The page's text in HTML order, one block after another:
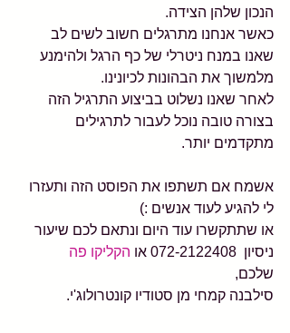
הנכון שלהן הצידה.
כאשר אנחנו מתרגלים חשוב לשים לב
שאנו במנח ניטרלי של כף הרגל ולהימנע
מלמשוך את הבהונות לכיונינו.
לאחר שאנו נשלוט בביצוע התרגיל הזה
בצורה טובה נוכל לעבור לתרגילים
מתקדמים יותר.
אשמח אם תשתפו את הפוסט הזה ותעזרו
לי להגיע לעוד אנשים :)
או שתתקשרו עוד היום ונתאם לכם שיעור
ניסיון  072-2122408 או
הקליקו פה
שלכם,
סילבנה קמחי מן סטודיו קונטרולוג'י.